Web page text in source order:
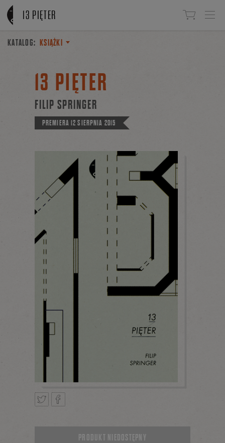
Linki do przejścia
13 PIĘTER
KATALOG: KSIĄŻKI
13 PIĘTER
FILIP SPRINGER
PREMIERA12 SIERPNIA 2015
PRODUKT NIEDOSTĘPNY